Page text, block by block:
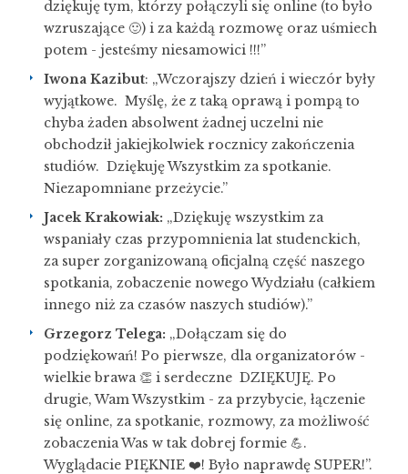
dziękuję tym, którzy połączyli się online (to było
wzruszające 🙂) i za każdą rozmowę oraz uśmiech
potem - jesteśmy niesamowici !!!”
Iwona Kazibut: „Wczorajszy dzień i wieczór były
wyjątkowe. Myślę, że z taką oprawą i pompą to
chyba żaden absolwent żadnej uczelni nie
obchodził jakiejkolwiek rocznicy zakończenia
studiów. Dziękuję Wszystkim za spotkanie.
Niezapomniane przeżycie.”
Jacek Krakowiak: „Dziękuję wszystkim za
wspaniały czas przypomnienia lat studenckich,
za super zorganizowaną oficjalną część naszego
spotkania, zobaczenie nowego Wydziału (całkiem
innego niż za czasów naszych studiów).”
Grzegorz Telega: „Dołączam się do
podziękowań! Po pierwsze, dla organizatorów -
wielkie brawa 👏 i serdeczne DZIĘKUJĘ. Po
drugie, Wam Wszystkim - za przybycie, łączenie
się online, za spotkanie, rozmowy, za możliwość
zobaczenia Was w tak dobrej formie 💪.
Wyglądacie PIĘKNIE ❤️! Było naprawdę SUPER!”.